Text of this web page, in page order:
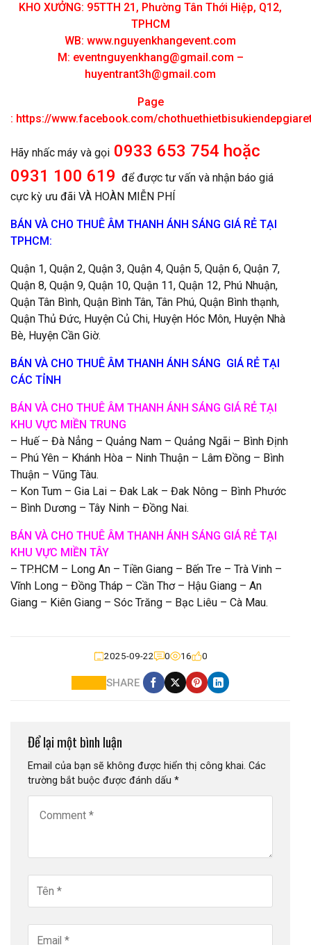
KHO XƯỞNG: 95TTH 21, Phường Tân Thới Hiệp, Q12,
TPHCM
WB: www.nguyenkhangevent.com
M: eventnguyenkhang@gmail.com –
huyentrant3h@gmail.com
Page
: https://www.facebook.com/
Hãy nhấc máy và gọi 0933 653 754 hoặc
0931 100 619 để được tư vấn và nhận báo giá
cực kỳ ưu đãi VÀ HOÀN MIỄN PHÍ
BÁN VÀ CHO THUÊ ÂM THANH ÁNH SÁNG GIÁ RẺ TẠI
TPHCM:
Quận 1, Quận 2, Quận 3, Quận 4, Quận 5, Quận 6, Quận 7,
Quận 8, Quận 9, Quận 10, Quận 11, Quận 12, Phú Nhuận,
Quận Tân Bình, Quận Bình Tân, Tân Phú, Quận Bình thạnh,
Quận Thủ Đức, Huyện Củ Chi, Huyện Hóc Môn, Huyện Nhà
Bè, Huyện Cần Giờ.
BÁN VÀ CHO THUÊ ÂM THANH ÁNH SÁNG GIÁ RẺ TẠI
CÁC TỈNH
BÁN VÀ CHO THUÊ ÂM THANH ÁNH SÁNG GIÁ RẺ TẠI
KHU VỰC MIỀN TRUNG
– Huế – Đà Nẳng – Quảng Nam – Quảng Ngãi – Bình Định
– Phú Yên – Khánh Hòa – Ninh Thuận – Lâm Đồng – Bình
Thuận – Vũng Tàu.
– Kon Tum – Gia Lai – Đak Lak – Đak Nông – Bình Phước
– Bình Dương – Tây Ninh – Đồng Nai.
BÁN VÀ CHO THUÊ ÂM THANH ÁNH SÁNG GIÁ RẺ TẠI
KHU VỰC MIỀN TÂY
– TP.HCM – Long An – Tiền Giang – Bến Tre – Trà Vinh –
Vĩnh Long – Đồng Tháp – Cần Thơ – Hậu Giang – An
Giang – Kiên Giang – Sóc Trăng – Bạc Liêu – Cà Mau.
2025-09-22 0 16 0
SHARE
Để lại một bình luận
Email của bạn sẽ không được hiển thị công khai. Các
trường bắt buộc được đánh dấu *